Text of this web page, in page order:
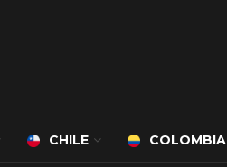
CHILE COLOMBIA